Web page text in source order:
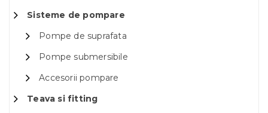
Sisteme de pompare
Pompe de suprafata
Pompe submersibile
Accesorii pompare
Teava si fitting